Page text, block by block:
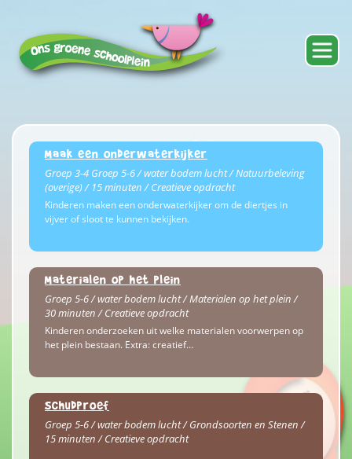
Maak een onderwaterkijker
Groep 3-4 Groep 5-6 / water bodem lucht / Natuurbeleving
(overige) / 15 minuten / Creatieve opdracht
Kinderen maken een onderwaterkijker om de diertjes in
vijver of sloot te kunnen bekijken.
Materialen op het plein
Groep 5-6 / water bodem lucht / Materialen op het plein /
30 minuten / Creatieve opdracht
Kinderen onderzoeken uit welke materialen voorwerpen op
het plein bestaan. Extra: creatief…
Schudproef
Groep 5-6 / water bodem lucht / Grondsoorten en Stenen /
15 minuten / Creatieve opdracht